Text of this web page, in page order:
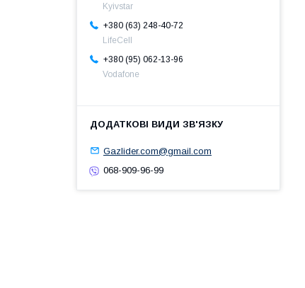
Kyivstar
+380 (63) 248-40-72
LifeCell
+380 (95) 062-13-96
Vodafone
Gazlider.com@gmail.com
068-909-96-99